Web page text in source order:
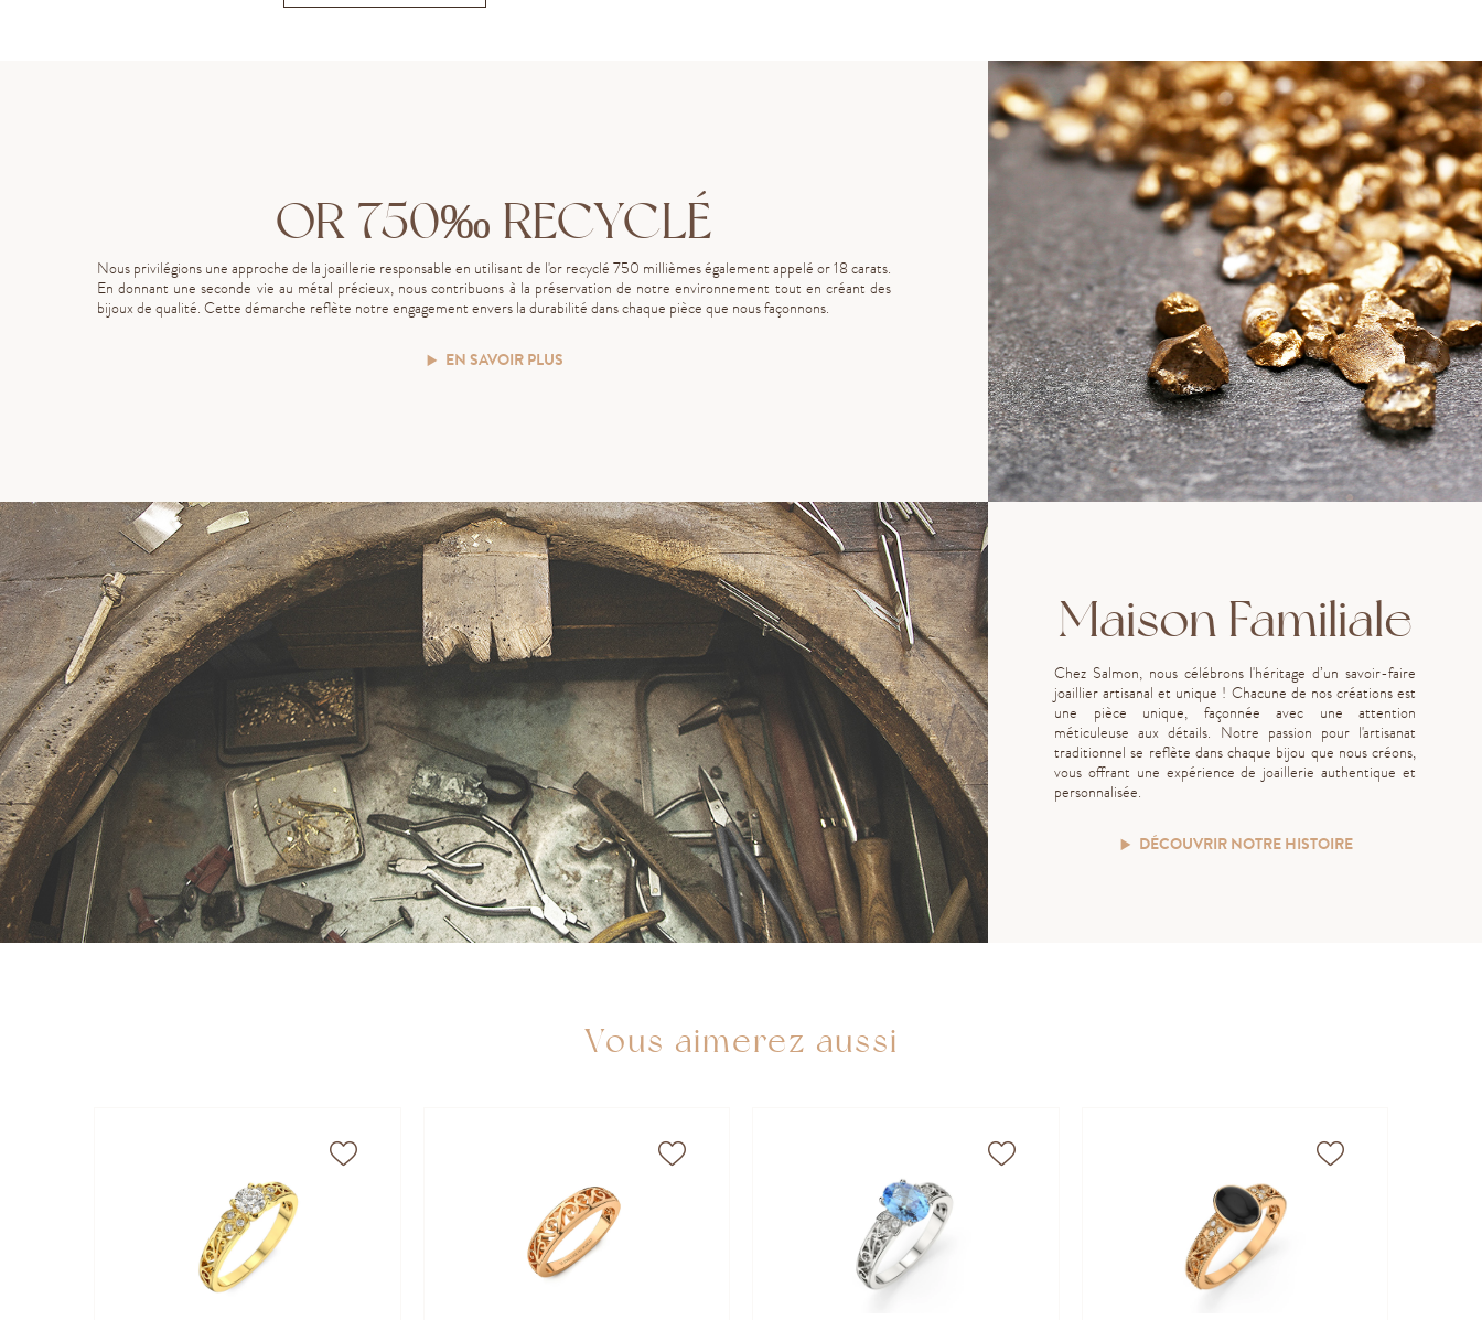
OR 750‰ RECYCLÉ
Nous privilégions une approche de la joaillerie responsable en utilisant de l'or recyclé 750 millièmes également appelé or 18 carats.
En donnant une seconde vie au métal précieux, nous contribuons à la préservation de notre environnement tout en créant des
bijoux de qualité. Cette démarche reflète notre engagement envers la durabilité dans chaque pièce que nous façonnons.
EN SAVOIR PLUS
Maison Familiale
Chez Salmon, nous célébrons l'héritage d’un savoir-faire
joaillier artisanal et unique ! Chacune de nos créations est
une pièce unique, façonnée avec une attention
méticuleuse aux détails. Notre passion pour l'artisanat
traditionnel se reflète dans chaque bijou que nous créons,
vous offrant une expérience de joaillerie authentique et
personnalisée.
DÉCOUVRIR NOTRE HISTOIRE
Vous aimerez aussi